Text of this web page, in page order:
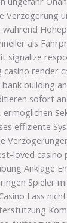
Verzögerung
als
casino render
building
sofort an
ermöglichen
effiziente
loved casino
Anklage
Spieler
Lass